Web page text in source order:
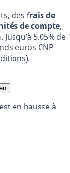
des frais de
de compte,
. Jusqu’à 5.05% de
euros CNP
en hausse à